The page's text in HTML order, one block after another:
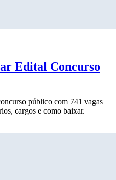
Edital Concurso
público com 741 vagas
cargos e como baixar.